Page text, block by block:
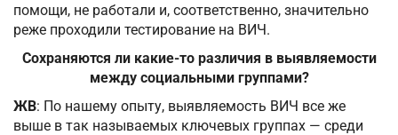
помощи, не работали и, соответственно, значительно
реже проходили тестирование на ВИЧ.
Сохраняются ли какие-то различия в выявляемости
между социальными группами?
ЖВ: По нашему опыту, выявляемость ВИЧ все же
выше в так называемых ключевых группах — среди